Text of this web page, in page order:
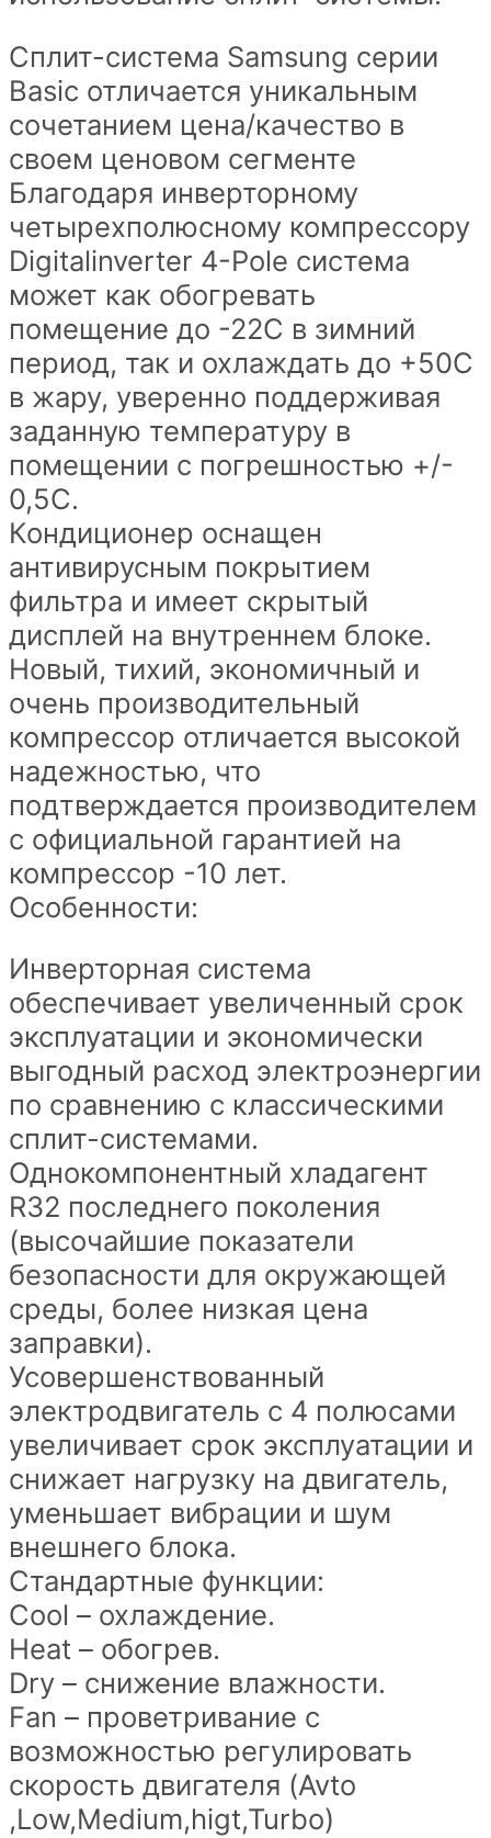
Сплит-система Samsung серии
Basic отличается уникальным
сочетанием цена/качество в
своем ценовом сегменте
Благодаря инверторному
четырехполюсному компрессору
Digitalinverter 4-Pole система
может как обогревать
помещение до -22С в зимний
период, так и охлаждать до +50С
в жару, уверенно поддерживая
заданную температуру в
помещении с погрешностью +/-
0,5С.
Кондиционер оснащен
антивирусным покрытием
фильтра и имеет скрытый
дисплей на внутреннем блоке.
Новый, тихий, экономичный и
очень производительный
компрессор отличается высокой
надежностью, что
подтверждается производителем
с официальной гарантией на
компрессор -10 лет.
Особенности:
Инверторная система
обеспечивает увеличенный срок
эксплуатации и экономически
выгодный расход электроэнергии
по сравнению с классическими
сплит-системами.
Однокомпонентный хладагент
R32 последнего поколения
(высочайшие показатели
безопасности для окружающей
среды, более низкая цена
заправки).
Усовершенствованный
электродвигатель с 4 полюсами
увеличивает срок эксплуатации и
снижает нагрузку на двигатель,
уменьшает вибрации и шум
внешнего блока.
Стандартные функции:
Cool – охлаждение.
Heat – обогрев.
Dry – снижение влажности.
Fan – проветривание с
возможностью регулировать
скорость двигателя (Avto
,Low,Medium,higt,Turbo)